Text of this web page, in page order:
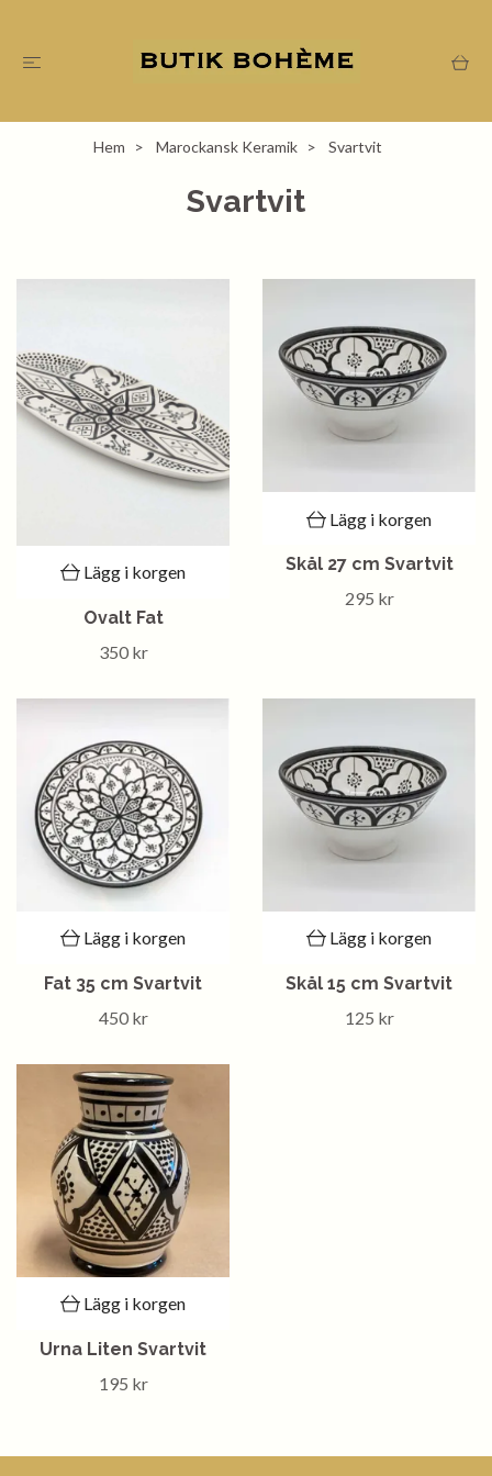
Hem Marockansk Keramik Svartvit
Svartvit
Lägg i korgen
Ovalt Fat
350 kr
Lägg i korgen
Skål 27 cm Svartvit
295 kr
Lägg i korgen
Fat 35 cm Svartvit
450 kr
Lägg i korgen
Skål 15 cm Svartvit
125 kr
Lägg i korgen
Urna Liten Svartvit
195 kr